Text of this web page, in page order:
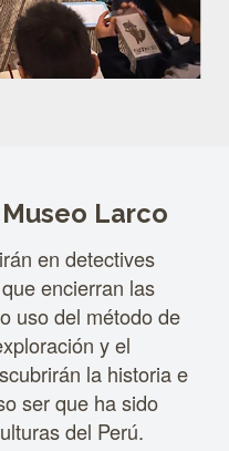
Larco
en detectives
encierran las
uso del método de
y el
la historia e
ser que ha sido
del Perú.